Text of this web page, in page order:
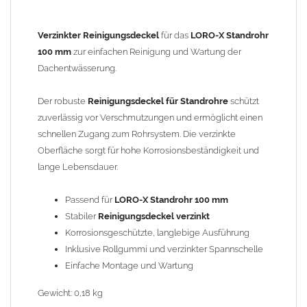
Verzinkter Reinigungsdeckel für das LORO-X Standrohr
100 mm zur einfachen Reinigung und Wartung der
Dachentwässerung.
Der robuste Reinigungsdeckel für Standrohre schützt
zuverlässig vor Verschmutzungen und ermöglicht einen
schnellen Zugang zum Rohrsystem. Die verzinkte
Oberfläche sorgt für hohe Korrosionsbeständigkeit und
lange Lebensdauer.
Passend für LORO-X Standrohr 100 mm
Stabiler Reinigungsdeckel verzinkt
Korrosionsgeschützte, langlebige Ausführung
Inklusive Rollgummi und verzinkter Spannschelle
Einfache Montage und Wartung
Gewicht: 0,18 kg